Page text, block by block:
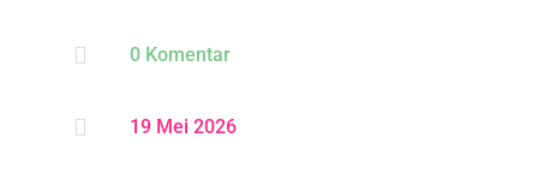
 0 Komentar
 19 Mei 2026